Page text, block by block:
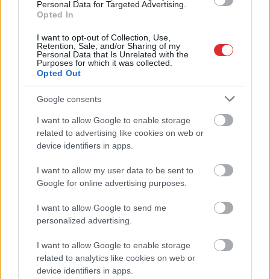
Personal Data for Targeted Advertising.
Opted In
I want to opt-out of Collection, Use,
Retention, Sale, and/or Sharing of my
Personal Data that Is Unrelated with the
Purposes for which it was collected.
Opted Out
Google consents
I want to allow Google to enable storage
related to advertising like cookies on web or
device identifiers in apps.
I want to allow my user data to be sent to
Google for online advertising purposes.
I want to allow Google to send me
personalized advertising.
I want to allow Google to enable storage
related to analytics like cookies on web or
device identifiers in apps.
Rūgts!Latvijā slavenākais
japānis Masaki mijis
gredzenus ar mīļoto –
kāzās izskanēja arī īpaši
skaista latviešu dziesma
Atcelt Ziņot